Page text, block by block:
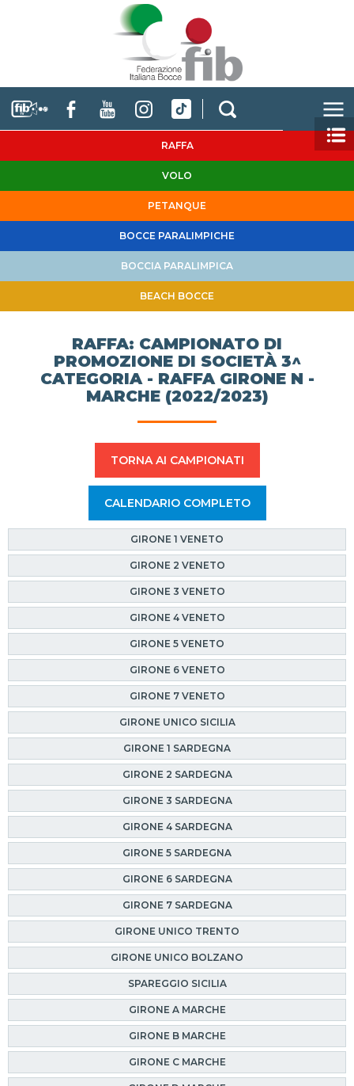
RAFFA
VOLO
PETANQUE
BOCCE PARALIMPICHE
BOCCIA PARALIMPICA
BEACH BOCCE
RAFFA: CAMPIONATO DI
PROMOZIONE DI SOCIETÀ 3^
CATEGORIA - RAFFA GIRONE N -
MARCHE (2022/2023)
TORNA AI CAMPIONATI
CALENDARIO COMPLETO
GIRONE 1 VENETO
GIRONE 2 VENETO
GIRONE 3 VENETO
GIRONE 4 VENETO
GIRONE 5 VENETO
GIRONE 6 VENETO
GIRONE 7 VENETO
GIRONE UNICO SICILIA
GIRONE 1 SARDEGNA
GIRONE 2 SARDEGNA
GIRONE 3 SARDEGNA
GIRONE 4 SARDEGNA
GIRONE 5 SARDEGNA
GIRONE 6 SARDEGNA
GIRONE 7 SARDEGNA
GIRONE UNICO TRENTO
GIRONE UNICO BOLZANO
SPAREGGIO SICILIA
GIRONE A MARCHE
GIRONE B MARCHE
GIRONE C MARCHE